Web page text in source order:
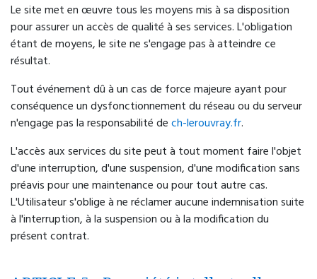
Le site met en œuvre tous les moyens mis à sa disposition
pour assurer un accès de qualité à ses services. L'obligation
étant de moyens, le site ne s'engage pas à atteindre ce
résultat.
Tout événement dû à un cas de force majeure ayant pour
conséquence un dysfonctionnement du réseau ou du serveur
n'engage pas la responsabilité dech-lerouvray.fr.
L'accès aux services du site peut à tout moment faire l'objet
d'une interruption, d'une suspension, d'une modification sans
préavis pour une maintenance ou pour tout autre cas.
L'Utilisateur s'oblige à ne réclamer aucune indemnisation suite
à l'interruption, à la suspension ou à la modification du
présent contrat.